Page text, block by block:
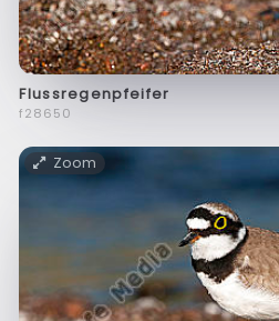
Flussregenpfeifer
f28650
Zoom